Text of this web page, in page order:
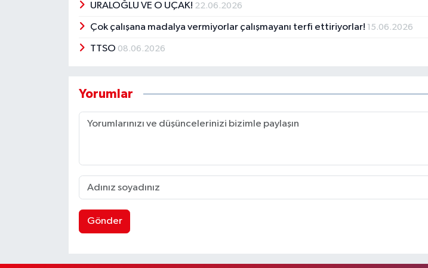
URALOĞLU VE O UÇAK! 22.06.2026
Çok çalışana madalya vermiyorlar çalışmayanı terfi ettiriyorlar! 15.06.2026
TTSO 08.06.2026
Yorumlar
Gönder